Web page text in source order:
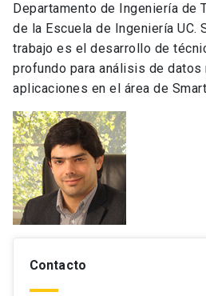
Departamento de Ingeniería de
de la Escuela de Ingeniería UC.
trabajo es el desarrollo de
profundo para análisis de
aplicaciones en el área de
Contacto